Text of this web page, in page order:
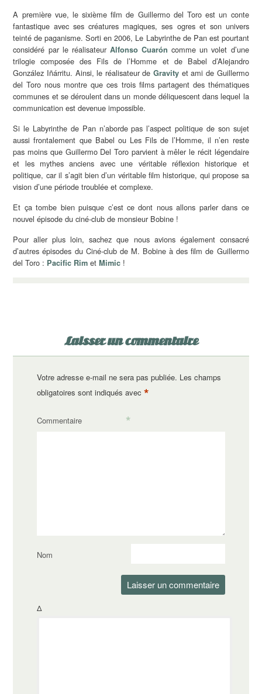
A première vue, le sixième film de Guillermo del Toro est un conte
fantastique avec ses créatures magiques, ses ogres et son univers
teinté de paganisme. Sorti en 2006, Le Labyrinthe de Pan est pourtant
considéré par le réalisateur Alfonso Cuarón comme un volet d’une
trilogie composée des Fils de l’Homme et de Babel d’Alejandro
González Iñárritu. Ainsi, le réalisateur deGravity et ami de Guillermo
del Toro nous montre que ces trois films partagent des thématiques
communes et se déroulent dans un monde déliquescent dans lequel la
communication est devenue impossible.
Si le Labyrinthe de Pan n’aborde pas l’aspect politique de son sujet
aussi frontalement que Babel ou Les Fils de l’Homme, il n’en reste
pas moins que Guillermo Del Toro parvient à mêler le récit légendaire
et les mythes anciens avec une véritable réflexion historique et
politique, car il s’agit bien d’un véritable film historique, qui propose sa
vision d’une période troublée et complexe.
Et ça tombe bien puisque c’est ce dont nous allons parler dans ce
nouvel épisode du ciné-club de monsieur Bobine !
Pour aller plus loin, sachez que nous avions également consacré
d’autres épisodes du Ciné-club de M. Bobine à des film de Guillermo
del Toro : Pacific Rim etMimic !
Laisser un commentaire
Votre adresse e-mail ne sera pas publiée. Les champs
obligatoires sont indiqués avec *
Commentaire *
Nom
Δ